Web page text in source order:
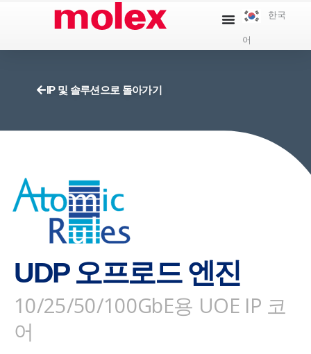
기
한국
어
IP 및 솔루션으로 돌아가기
UDP 오프로드 엔진
10/25/50/100GbE용 UOE IP 코
어